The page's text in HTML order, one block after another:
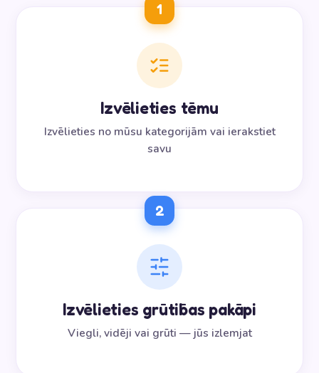
1
Izvēlieties tēmu
Izvēlieties no mūsu kategorijām vai ierakstiet
savu
2
Izvēlieties grūtības pakāpi
Viegli, vidēji vai grūti — jūs izlemjat